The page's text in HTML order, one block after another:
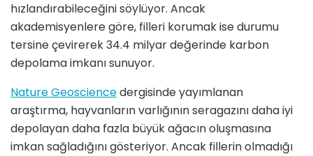
hızlandırabileceğini söylüyor. Ancak
akademisyenlere göre, filleri korumak ise durumu
tersine çevirerek 34.4 milyar değerinde karbon
depolama imkanı sunuyor.
Nature Geosciencedergisinde yayımlanan
araştırma, hayvanların varlığının seragazını daha iyi
depolayan daha fazla büyük ağacın oluşmasına
imkan sağladığını gösteriyor. Ancak fillerin olmadığı